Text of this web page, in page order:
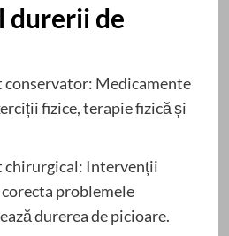
durerii de
Medicamente
fizice, terapie fizică și
Intervenții
problemele
durerea de picioare.